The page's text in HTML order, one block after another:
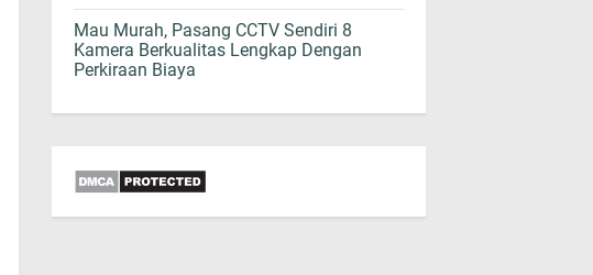
Mau Murah, Pasang CCTV Sendiri 8
Kamera Berkualitas Lengkap Dengan
Perkiraan Biaya